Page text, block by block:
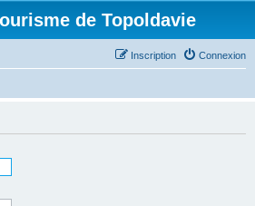
de Topoldavie
Connexion
Inscription